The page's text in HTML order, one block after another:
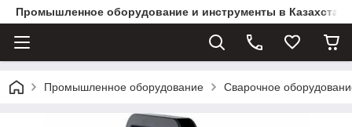
Промышленное оборудование и инструменты в
Промышленное оборудование Сварочное